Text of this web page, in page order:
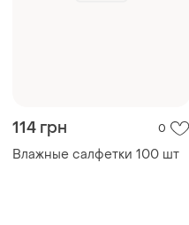
114 грн 0
Влажные салфетки 100 шт